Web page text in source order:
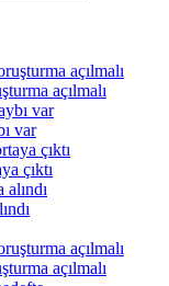
açılmalı
var
çıktı
açılmalı